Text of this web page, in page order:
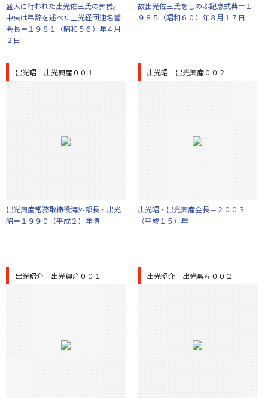
盛大に行われた出光佐三氏の葬儀。
中央は弔辞を述べた土光経団連名誉
会長＝１９８１（昭和５６）年４月
２日
故出光佐三氏をしのぶ記念式典＝１
９８５（昭和６０）年８月１７日
出光昭 出光興産００１
出光興産常務取締役海外部長・出光
昭＝１９９０（平成２）年頃
出光昭 出光興産００２
出光昭・出光興産会長＝２００３
（平成１５）年
出光昭介 出光興産００１ 出光昭介 出光興産００２